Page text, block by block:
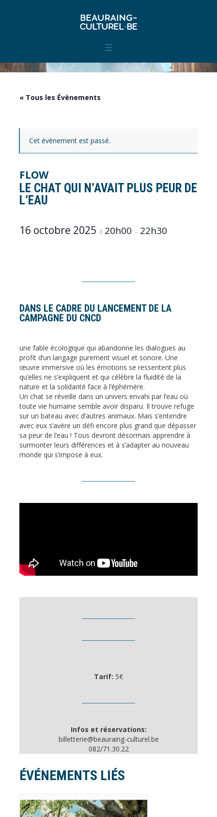
« Tous les Évènements
Cet évènement est passé.
FLOW
LE CHAT QUI N’AVAIT PLUS PEUR DE
L’EAU
16 octobre 2025 à 20h00 – 22h30
DANS LE CADRE DU LANCEMENT DE LA
CAMPAGNE DU CNCD
une fable écologique qui abandonne les dialogues au
profit d’un langage purement visuel et sonore. Une
œuvre immersive où les émotions se ressentent plus
qu’elles ne s’expliquent et qui célèbre la fluidité de la
nature et la solidarité face à l’éphémère.
Un chat se réveille dans un univers envahi par l’eau où
toute vie humaine semble avoir disparu. Il trouve refuge
sur un bateau avec d’autres animaux. Mais s’entendre
avec eux s’avère un défi encore plus grand que dépasser
sa peur de l’eau ! Tous devront désormais apprendre à
surmonter leurs différences et à s’adapter au nouveau
monde qui s’impose à eux.
Tarif: 5€
Infos et réservations:
billetterie@beauraing-culturel.be
082/71.30.22
ÉVÉNEMENTS LIÉS